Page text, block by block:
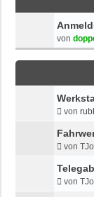
T
von
von
von
von